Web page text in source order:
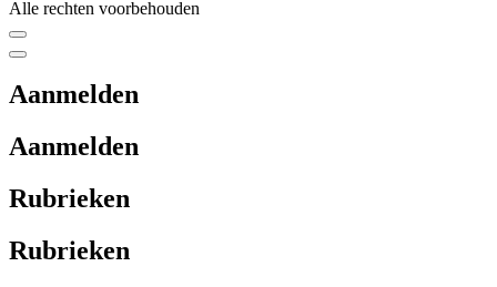
Alle rechten voorbehouden
Aanmelden
Aanmelden
Rubrieken
Rubrieken